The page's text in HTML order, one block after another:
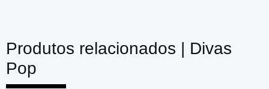
Produtos relacionados | Divas
Pop